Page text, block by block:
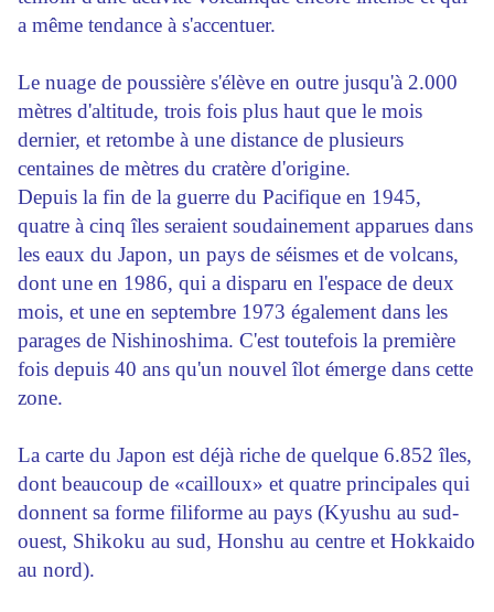
a même tendance à s'accentuer.
Le nuage de poussière s'élève en outre jusqu'à 2.000
mètres d'altitude, trois fois plus haut que le mois
dernier, et retombe à une distance de plusieurs
centaines de mètres du cratère d'origine.
Depuis la fin de la guerre du Pacifique en 1945,
quatre à cinq îles seraient soudainement apparues dans
les eaux du Japon, un pays de séismes et de volcans,
dont une en 1986, qui a disparu en l'espace de deux
mois, et une en septembre 1973 également dans les
parages de Nishinoshima. C'est toutefois la première
fois depuis 40 ans qu'un nouvel îlot émerge dans cette
zone.
La carte du Japon est déjà riche de quelque 6.852 îles,
dont beaucoup de «cailloux» et quatre principales qui
donnent sa forme filiforme au pays (Kyushu au sud-
ouest, Shikoku au sud, Honshu au centre et Hokkaido
au nord).